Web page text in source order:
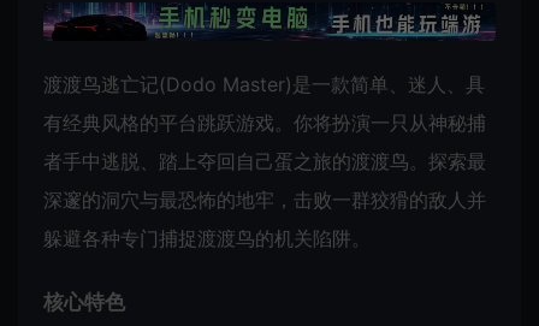
渡渡鸟逃亡记(Dodo Master)是一款简单、迷人、具
有经典风格的平台跳跃游戏。你将扮演一只从神秘捕
者手中逃脱、踏上夺回自己蛋之旅的渡渡鸟。探索最
深邃的洞穴与最恐怖的地牢，击败一群狡猾的敌人并
躲避各种专门捕捉渡渡鸟的机关陷阱。
核心特色